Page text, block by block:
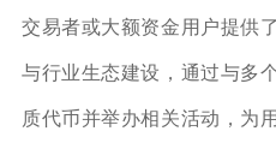
交易者或大额资金用户提供
与行业生态建设，通过与多
质代币并举办相关活动，为